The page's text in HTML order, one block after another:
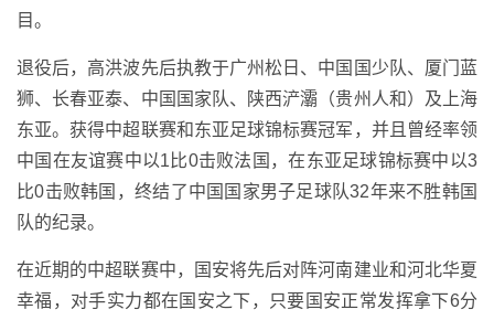
目。
退役后，高洪波先后执教于广州松日、中国国少队、厦门蓝
狮、长春亚泰、中国国家队、陕西浐灞（贵州人和）及上海
东亚。获得中超联赛和东亚足球锦标赛冠军，并且曾经率领
中国在友谊赛中以1比0击败法国，在东亚足球锦标赛中以3
比0击败韩国，终结了中国国家男子足球队32年来不胜韩国
队的纪录。
在近期的中超联赛中，国安将先后对阵河南建业和河北华夏
幸福，对手实力都在国安之下，只要国安正常发挥拿下6分